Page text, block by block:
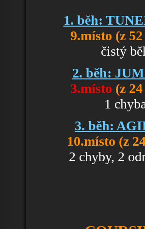
1. běh:
9.místo (z
čistý
2. běh:
3.místo (z
1
3. běh:
10.místo (z
2 chyby, 2